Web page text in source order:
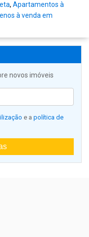
, Apartamentos à
à venda em
novos imóveis
e a política de